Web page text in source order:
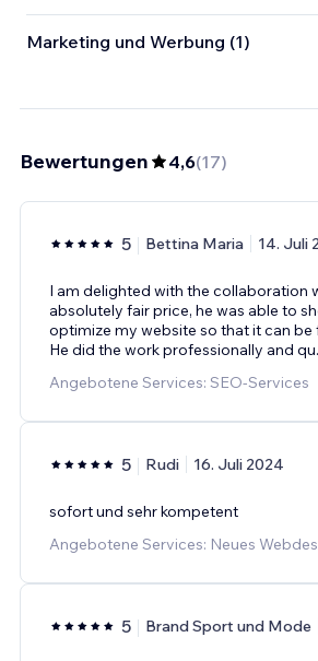
Marketing und Werbung (1)
Bewertungen 4,6(17)
5 Bettina Maria 14. Juli
I am delighted with the collaboration
absolutely fair price, he was able to
optimize my website so that it can
He did the work professionally and qu
Angebotene Services: SEO-Services
5 Rudi 16. Juli 2024
sofort und sehr kompetent
Angebotene Services: Neues
5 Brand Sport und Mode